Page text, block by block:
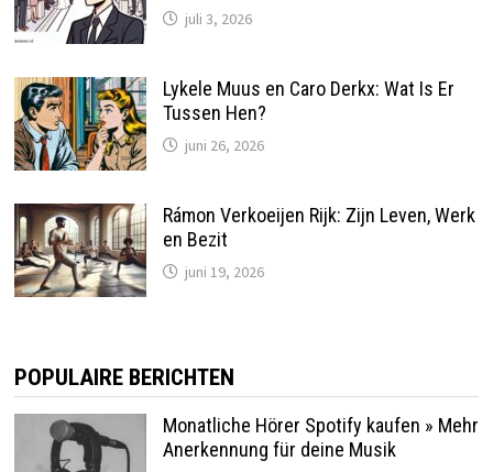
juli 3, 2026
Lykele Muus en Caro Derkx: Wat Is Er
Tussen Hen?
juni 26, 2026
Rámon Verkoeijen Rijk: Zijn Leven, Werk
en Bezit
juni 19, 2026
POPULAIRE BERICHTEN
Monatliche Hörer Spotify kaufen » Mehr
Anerkennung für deine Musik